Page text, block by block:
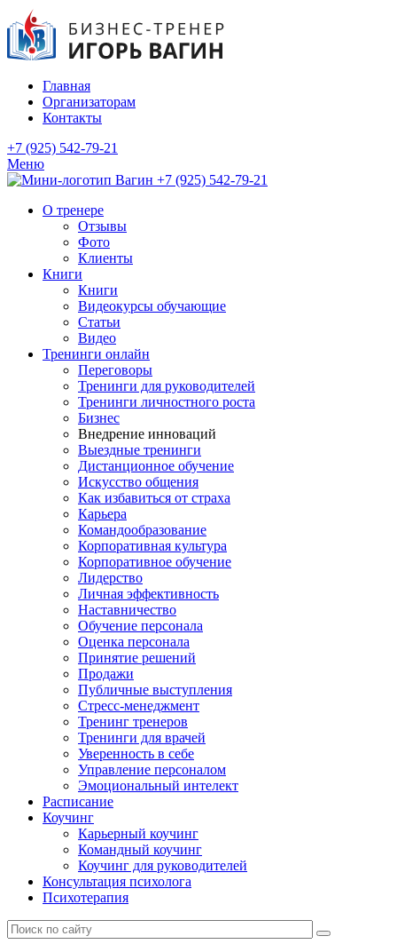
Главная
Организаторам
Контакты
+7 (925) 542-79-21
Меню
+7 (925) 542-79-21
О тренере
Отзывы
Фото
Клиенты
Книги
Книги
Видеокурсы обучающие
Статьи
Видео
Тренинги онлайн
Переговоры
Тренинги для руководителей
Тренинги личностного роста
Бизнес
Внедрение инноваций
Выездные тренинги
Дистанционное обучение
Искусство общения
Как избавиться от страха
Карьера
Командообразование
Корпоративная культура
Корпоративное обучение
Лидерство
Личная эффективность
Наставничество
Обучение персонала
Оценка персонала
Принятие решений
Продажи
Публичные выступления
Стресс-менеджмент
Тренинг тренеров
Тренинги для врачей
Уверенность в себе
Управление персоналом
Эмоциональный интелект
Расписание
Коучинг
Карьерный коучинг
Командный коучинг
Коучинг для руководителей
Консультация психолога
Психотерапия